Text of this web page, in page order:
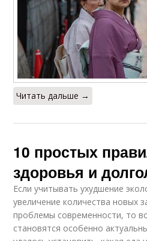
Читать дальше →
10 простых
здоровья и
Если учитывать ухудшение
увеличение количества новых
проблемы современности, то
становятся особенно